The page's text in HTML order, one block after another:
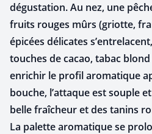
dégustation. Au nez, une
fruits rouges mûrs (griotte,
épicées délicates
touches de cacao, tabac
enrichir le profil aromatique
bouche, l’attaque est souple
belle fraîcheur et des tanins
La palette aromatique se